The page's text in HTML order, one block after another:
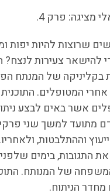
שרוצות להיות יפות
להישאר צעירות לנצח?
בקליניקה של המנתח
אחרי המטופלים.
2 מטופלים אשר באים לבצע
מתועד למשך שני
וההתלבטות,
התגובות, בימים שלפני
של המנותח.
הניתוח.